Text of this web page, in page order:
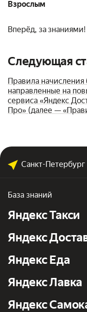
Взрослым
Вперёд, за знаниями!
Следующая
Правила начисления
направленные на
сервиса «Яндекс
Про» (далее —
Санкт-Петербург
База знаний
Яндекс Такси
Яндекс
Яндекс Еда
Яндекс Лавка
Яндекс